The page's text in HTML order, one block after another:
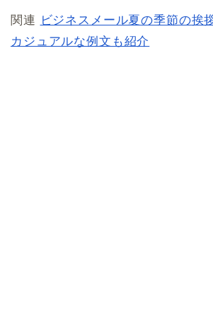
関連 ビジネスメール夏の季節の挨
カジュアルな例文も紹介